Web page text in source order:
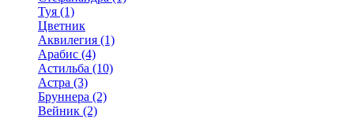
Туя (1)
Цветник
Аквилегия (1)
Арабис (4)
Астильба (10)
Астра (3)
Бруннера (2)
Вейник (2)